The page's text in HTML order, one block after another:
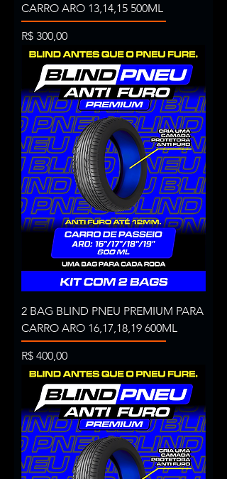
CARRO ARO 13,14,15 500ML
Preço
R$ 300,00
2 BAG BLIND PNEU PREMIUM PARA
CARRO ARO 16,17,18,19 600ML
Preço
R$ 400,00